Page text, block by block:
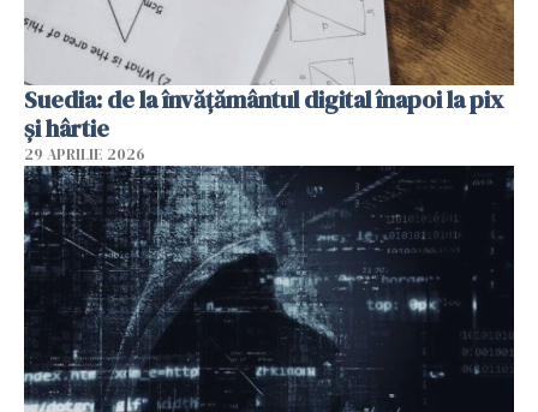
Suedia: de la învățământul digital înapoi la pix
și hârtie
29 APRILIE 2026